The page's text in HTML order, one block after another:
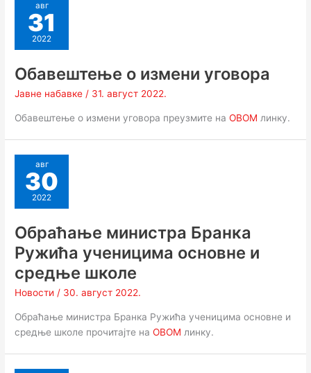
авг
31
2022
Обавештење о измени уговора
Јавне набавке / 31. август 2022.
Обавештење о измени уговора преузмите наОВОМ линку.
авг
30
2022
Обраћање министра Бранка
Ружића ученицима основне и
средње школе
Новости / 30. август 2022.
Обраћање министра Бранка Ружића ученицима основне и
средње школе прочитајте наОВОМ линку.